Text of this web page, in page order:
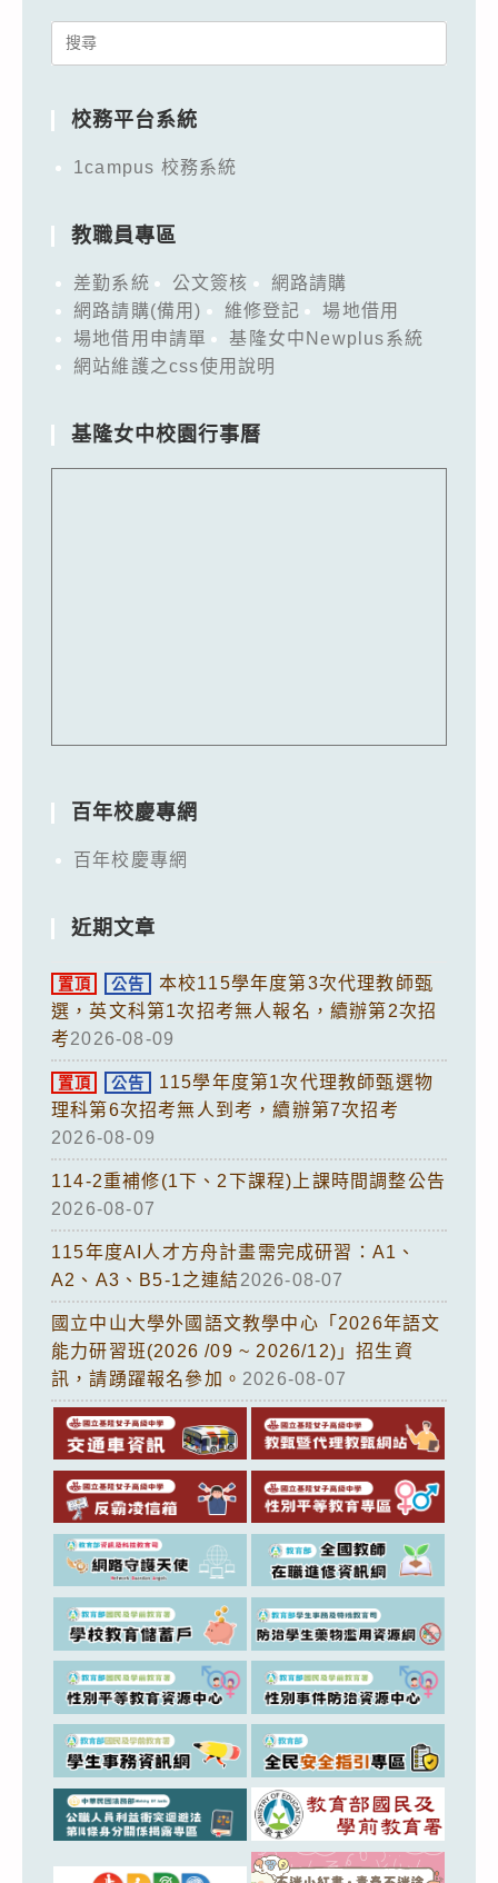
Search
校務平台系統
1campus 校務系統
教職員專區
差勤系統 公文簽核
網路請購
網路請購(備用)
維修登記
場地借用
場地借用申請單
基隆女中Newplus系統
網站維護之css使用說明
基隆女中校園行事曆
百年校慶專網
百年校慶專網
近期文章
置頂 公告
本校115學年度第3次代理教師甄
選，英文科第1次招考無人報名，續辦第2次招
考2026-08-09
置頂 公告
115學年度第1次代理教師甄選物
理科第6次招考無人到考，續辦第7次招考
2026-08-09
114-2重補修(1下、2下課程)上課時間調整公告
2026-08-07
115年度AI人才方舟計畫需完成研習：A1、
A2、A3、B5-1之連結2026-08-07
國立中山大學外國語文教學中心「2026年語文
能力研習班(2026 /09 ~ 2026/12)」招生資
訊，請踴躍報名參加。 2026-08-07